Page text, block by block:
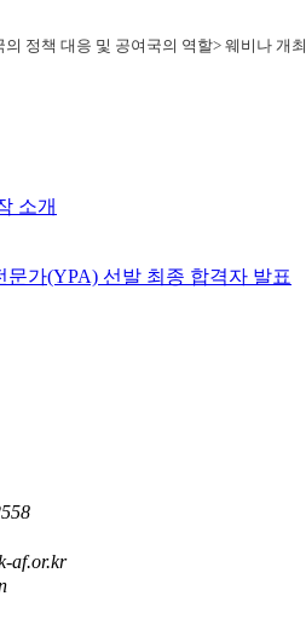
정책 대응 및 공여국의 역할> 웨비나 개최
소개
가(YPA) 선발 최종 합격자 발표
af.or.kr